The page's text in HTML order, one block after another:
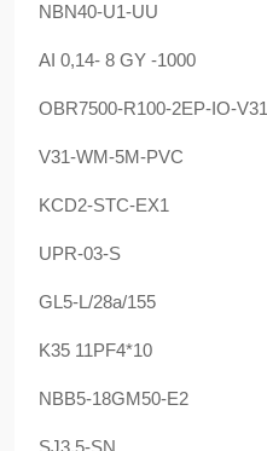
NBN40-U1-UU
AI 0,14- 8 GY -1000
OBR7500-R100-2EP-IO-V31
V31-WM-5M-PVC
KCD2-STC-EX1
UPR-03-S
GL5-L/28a/155
K35 11PF4*10
NBB5-18GM50-E2
SJ3,5-SN